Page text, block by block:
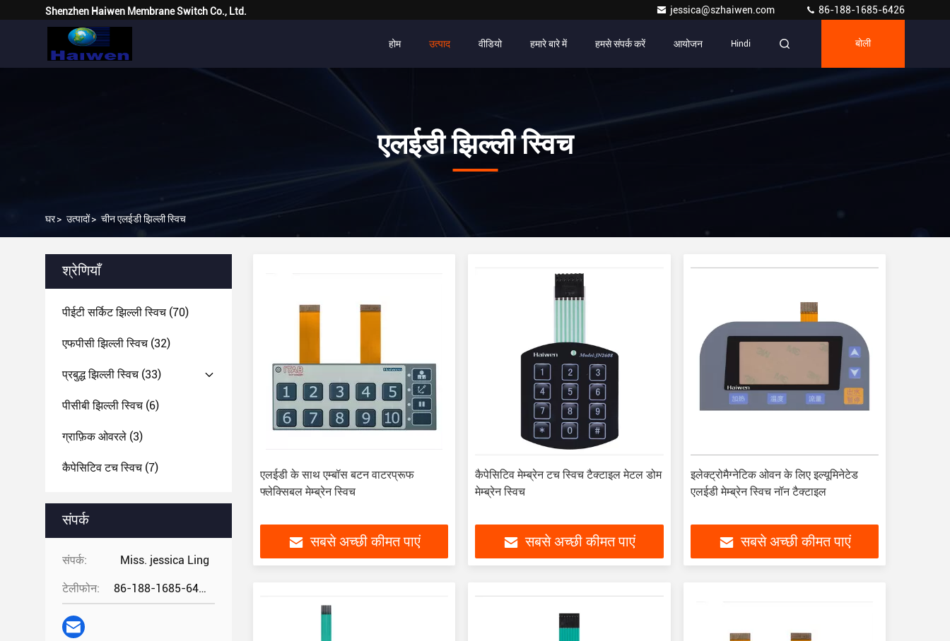
Shenzhen Haiwen Membrane Switch Co., Ltd. jessica@szhaiwen.com 86-188-1685-6426
होम उत्पाद वीडियो हमारे बारे में हमसे संपर्क करें आयोजन Hindi बोली
एलईडी झिल्ली स्विच
घर> उत्पादों> चीन एलईडी झिल्ली स्विच
श्रेणियाँ
पीईटी सर्किट झिल्ली स्विच (70)
एफपीसी झिल्ली स्विच (32)
प्रबुद्ध झिल्ली स्विच (33)
पीसीबी झिल्ली स्विच (6)
ग्राफ़िक ओवरले (3)
कैपेसिटिव टच स्विच (7)
संपर्क
संपर्क: Miss. jessica Ling
टेलीफोन: 86-188-1685-6426
एलईडी के साथ एम्बॉस बटन वाटरप्रूफ
फ्लेक्सिबल मेम्ब्रेन स्विच
सबसे अच्छी कीमत पाएं
कैपेसिटिव मेम्ब्रेन टच स्विच टैक्टाइल मेटल डोम
मेम्ब्रेन स्विच
सबसे अच्छी कीमत पाएं
इलेक्ट्रोमैग्नेटिक ओवन के लिए इल्यूमिनेटेड
एलईडी मेम्ब्रेन स्विच नॉन टैक्टाइल
सबसे अच्छी कीमत पाएं